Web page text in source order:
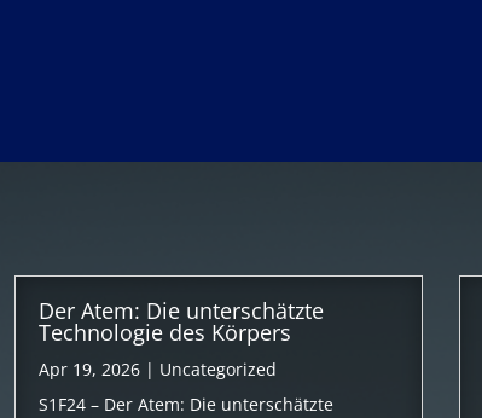
Der Atem: Die unterschätzte
Technologie des Körpers
Apr 19, 2026| Uncategorized
S1F24 – Der Atem: Die unterschätzte